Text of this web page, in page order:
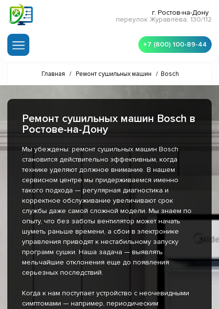
г. Ростов-на-Дону
переулок Журавлёва, 130/112
+7 (800) 100-89-44
Главная / Ремонт сушильных машин / Bosch
Ремонт сушильных машин Bosch в
Ростове-на-Дону
Мы убеждены: ремонт сушильных машин Bosch
становится действительно эффективным, когда
технике уделяют должное внимание. В нашем
сервисном центре мы придерживаемся именно
такого подхода — регулярная диагностика и
корректное обслуживание увеличивают срок
службы даже самой сложной модели. Мы знаем по
опыту, что без заботы вентилятор может начать
шуметь раньше времени, а сбои в электронике
управления приводят к нестабильному запуску
программ сушки. Наша задача — выявлять
мельчайшие отклонения еще до появления
серьезных последствий.
Когда к нам поступает устройство с неочевидными
симптомами — например, периодическим